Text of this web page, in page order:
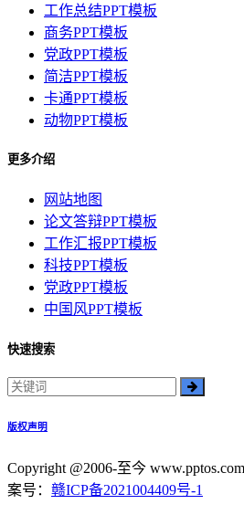
工作总结PPT模板
商务PPT模板
党政PPT模板
简洁PPT模板
卡通PPT模板
动物PPT模板
更多介绍
网站地图
论文答辩PPT模板
工作汇报PPT模板
科技PPT模板
党政PPT模板
中国风PPT模板
快速搜索
版权声明
Copyright @2006-至今
案号： 赣ICP备2021004409号-1